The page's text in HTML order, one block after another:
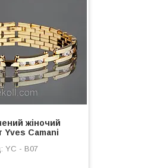
жіночий
Yves Camani
YC - B07